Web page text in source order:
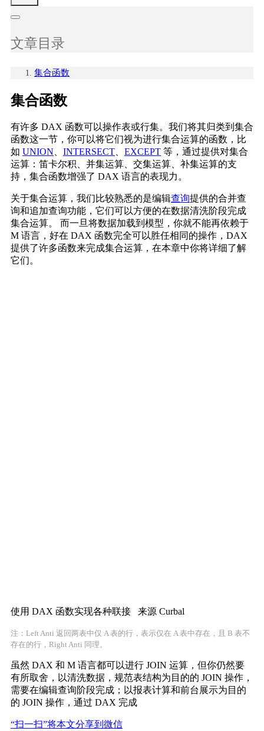
文章目录
集合函数
集合函数
有许多 DAX 函数可以操作表或行集。我们将其归类到集合
函数这一节，你可以将它们视为进行集合运算的函数，比
如 UNION、 INTERSECT、 EXCEPT 等，通过提供对集合
运算：笛卡尔积、并集运算、交集运算、补集运算的支
持，集合函数增强了 DAX 语言的表现力。
关于集合运算，我们比较熟悉的是编辑查询提供的合并查
询和追加查询功能，它们可以方便的在数据清洗阶段完成
集合运算。 而一旦将数据加载到模型，你就不能再依赖于
M 语言，好在 DAX 函数完全可以胜任相同的操作，DAX
提供了许多函数来完成集合运算，在本章中你将详细了解
它们。
使用 DAX 函数实现各种联接 来源 Curbal
注：Left Anti 返回两表中仅 A 表的行，表示仅在 A 表中存在，且 B 表不
存在的行，Right Anti 同理。
虽然 DAX 和 M 语言都可以进行 JOIN 运算，但你仍然要
有所取舍，以清洗数据，规范表结构为目的的 JOIN 操作，
需要在编辑查询阶段完成；以报表计算和前台展示为目的
的 JOIN 操作，通过 DAX 完成
“扫一扫”将本文分享到微信